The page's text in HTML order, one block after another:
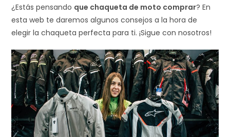
¿Estás pensando que chaqueta de moto comprar? En
esta web te daremos algunos consejos a la hora de
elegir la chaqueta perfecta para ti. ¡Sigue con nosotros!